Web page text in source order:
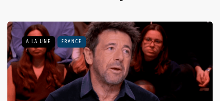
A LA UNE FRANCE